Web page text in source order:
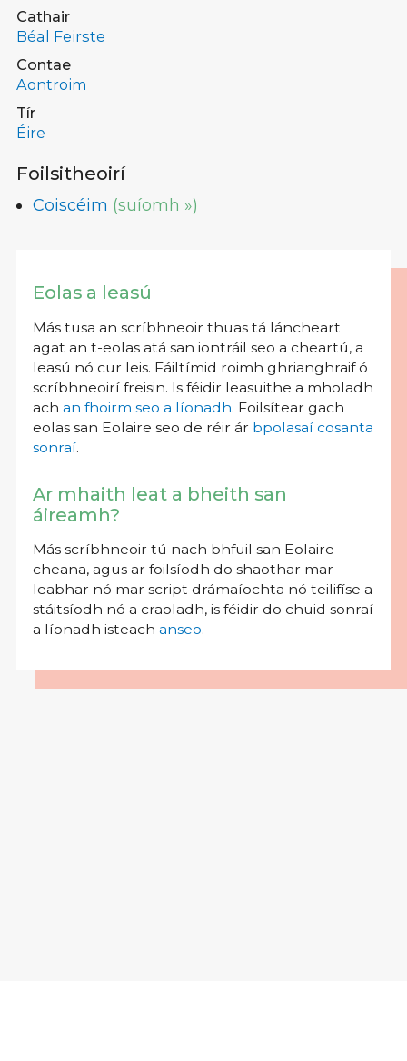
Cathair
Béal Feirste
Contae
Aontroim
Tír
Éire
Foilsitheoirí
Coiscéim (suíomh »)
Eolas a leasú
Más tusa an scríbhneoir thuas tá láncheart
agat an t-eolas atá san iontráil seo a cheartú, a
leasú nó cur leis. Fáiltímid roimh ghrianghraif ó
scríbhneoirí freisin. Is féidir leasuithe a mholadh
ach an fhoirm seo a líonadh. Foilsítear gach
eolas san Eolaire seo de réir ár bpolasaí cosanta
sonraí.
Ar mhaith leat a bheith san
áireamh?
Más scríbhneoir tú nach bhfuil san Eolaire
cheana, agus ar foilsíodh do shaothar mar
leabhar nó mar script drámaíochta nó teilifíse a
stáitsíodh nó a craoladh, is féidir do chuid sonraí
a líonadh isteach anseo.